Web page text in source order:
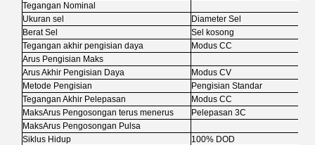
Tegangan Nominal
Ukuran sel
Diameter Sel
Berat Sel
Sel kosong
Tegangan akhir pengisian daya
Modus CC
Arus Pengisian Maks
Arus Akhir Pengisian Daya
Modus CV
Metode Pengisian
Pengisian Standar
Tegangan Akhir Pelepasan
Modus CC
MaksArus Pengosongan terus menerus
Pelepasan 3C
MaksArus Pengosongan Pulsa
Siklus Hidup
100% DOD